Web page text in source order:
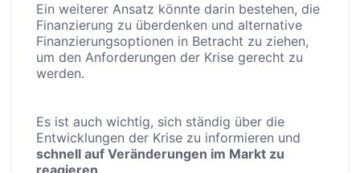
Ein weiterer Ansatz könnte darin bestehen, die
Finanzierung zu überdenken und alternative
Finanzierungsoptionen in Betracht zu ziehen,
um den Anforderungen der Krise gerecht zu
werden.
Es ist auch wichtig, sich ständig über die
Entwicklungen der Krise zu informieren und
schnell auf Veränderungen im Markt zu
reagieren.